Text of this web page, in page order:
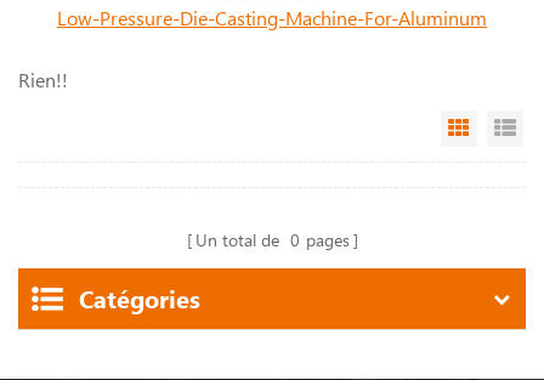
Low-Pressure-Die-Casting-Machine-For-Aluminum
Rien!!
Grid
Un total de 0 pages
Catégories